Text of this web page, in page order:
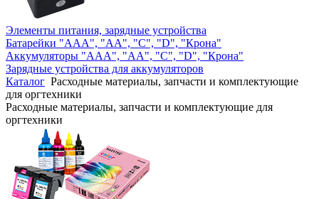
Элементы питания, зарядные устройства
Батарейки "AAA", "AA", "C", "D", "Крона"
Аккумуляторы "AAA", "AA", "C", "D", "Крона"
Зарядные устройства для аккумуляторов
Каталог Расходные материалы, запчасти и комплектующие
для оргтехники
Расходные материалы, запчасти и комплектующие для
оргтехники